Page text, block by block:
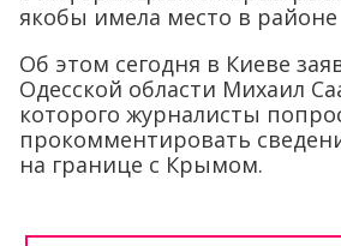
якобы имела место в
Об этом сегодня в Киеве
Одесской области Михаил
которого журналисты
прокомментировать
на границе с Крымом.